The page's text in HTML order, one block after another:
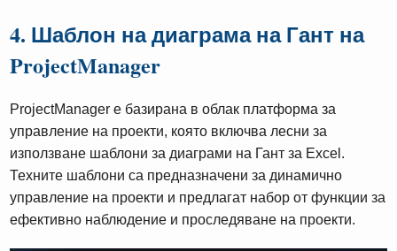
4. Шаблон на диаграма на Гант на
ProjectManager
ProjectManager е базирана в облак платформа за
управление на проекти, която включва лесни за
използване шаблони за диаграми на Гант за Excel.
Техните шаблони са предназначени за динамично
управление на проекти и предлагат набор от функции за
ефективно наблюдение и проследяване на проекти.